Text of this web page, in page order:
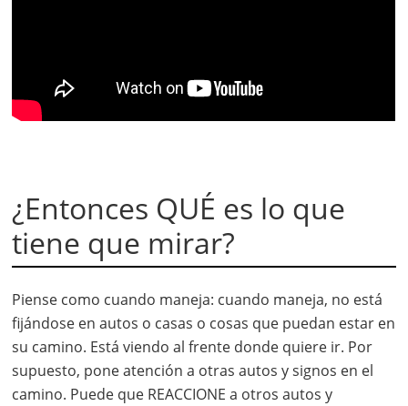
¿Entonces QUÉ es lo que
tiene que mirar?
Piense como cuando maneja: cuando maneja, no está
fijándose en autos o casas o cosas que puedan estar en
su camino. Está viendo al frente donde quiere ir. Por
supuesto, pone atención a otras autos y signos en el
camino. Puede que REACCIONE a otros autos y